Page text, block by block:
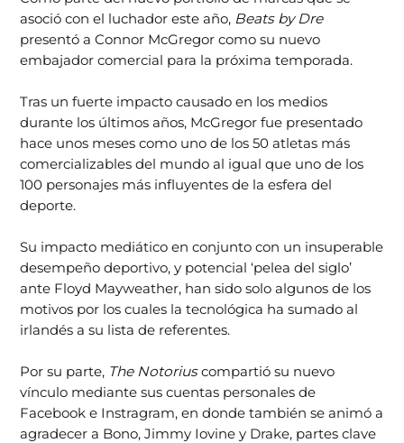
asoció con el luchador este año, Beats by Dre
presentó a Connor McGregor como su nuevo
embajador comercial para la próxima temporada.
Tras un fuerte impacto causado en los medios
durante los últimos años, McGregor fue presentado
hace unos meses como uno de los 50 atletas más
comercializables del mundo al igual que uno de los
100 personajes más influyentes de la esfera del
deporte.
Su impacto mediático en conjunto con un insuperable
desempeño deportivo, y potencial ‘pelea del siglo’
ante Floyd Mayweather, han sido solo algunos de los
motivos por los cuales la tecnológica ha sumado al
irlandés a su lista de referentes.
Por su parte, The Notoriuscompartió su nuevo
vínculo mediante sus cuentas personales de
Facebook e Instragram, en donde también se animó a
agradecer a Bono, Jimmy Iovine y Drake, partes clave